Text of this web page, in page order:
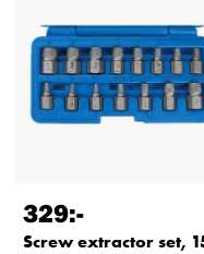
329:-
Screw extractor set,